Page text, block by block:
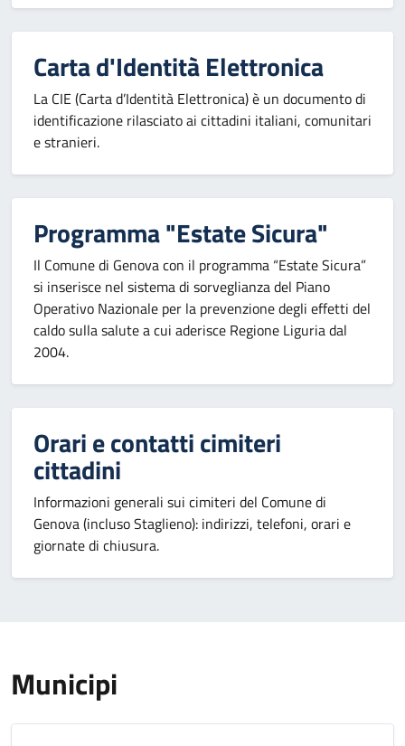
Carta d'Identità Elettronica
La CIE (Carta d’Identità Elettronica) è un documento di
identificazione rilasciato ai cittadini italiani, comunitari
e stranieri.
Programma "Estate Sicura"
Il Comune di Genova con il programma “Estate Sicura”
si inserisce nel sistema di sorveglianza del Piano
Operativo Nazionale per la prevenzione degli effetti del
caldo sulla salute a cui aderisce Regione Liguria dal
2004.
Orari e contatti cimiteri
cittadini
Informazioni generali sui cimiteri del Comune di
Genova (incluso Staglieno): indirizzi, telefoni, orari e
giornate di chiusura.
Municipi